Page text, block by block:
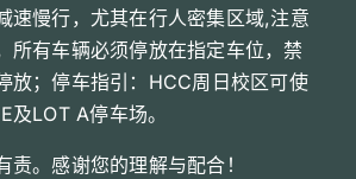
速慢行，尤其在行人密集区域,注意
所有车辆必须停放在指定车位，禁
放；停车指引：HCC周日校区可使
及LOT A停车场。
责。感谢您的理解与配合！